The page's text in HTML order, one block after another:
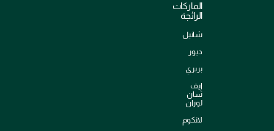
الماركات
الرائجة
شانيل
ديور
بربري
إيف
سان
لوران
لانكوم